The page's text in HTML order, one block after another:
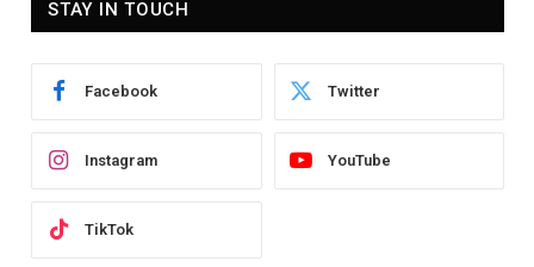
STAY IN TOUCH
Facebook Twitter
Instagram YouTube
TikTok